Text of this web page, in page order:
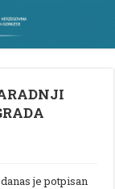
je potpisan